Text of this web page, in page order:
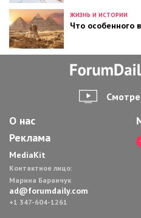
ЖИЗНЬ И ИСТОРИИ
Что особенного
О нас
Реклама
MediaKit
Контактное лицо:
Марина Баранчук
ad@forumdaily.com
+1 347-604-1261